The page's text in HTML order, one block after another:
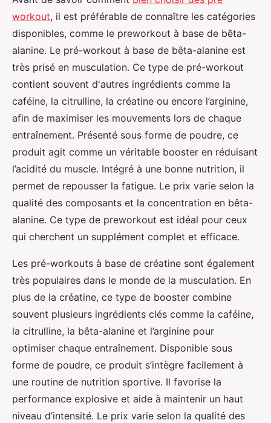
workout, il est préférable de connaître les catégories
disponibles, comme le preworkout à base de bêta-
alanine. Le pré-workout à base de bêta-alanine est
très prisé en musculation. Ce type de pré-workout
contient souvent d'autres ingrédients comme la
caféine, la citrulline, la créatine ou encore l’arginine,
afin de maximiser les mouvements lors de chaque
entraînement. Présenté sous forme de poudre, ce
produit agit comme un véritable booster en réduisant
l’acidité du muscle. Intégré à une bonne nutrition, il
permet de repousser la fatigue. Le prix varie selon la
qualité des composants et la concentration en bêta-
alanine. Ce type de preworkout est idéal pour ceux
qui cherchent un supplément complet et efficace.
Les pré-workouts à base de créatine sont également
très populaires dans le monde de la musculation. En
plus de la créatine, ce type de booster combine
souvent plusieurs ingrédients clés comme la caféine,
la citrulline, la bêta-alanine et l’arginine pour
optimiser chaque entraînement. Disponible sous
forme de poudre, ce produit s’intègre facilement à
une routine de nutrition sportive. Il favorise la
performance explosive et aide à maintenir un haut
niveau d’intensité. Le prix varie selon la qualité des